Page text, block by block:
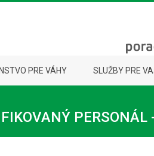
PRE VÁHY SLUŽBY PRE
PERSONÁL